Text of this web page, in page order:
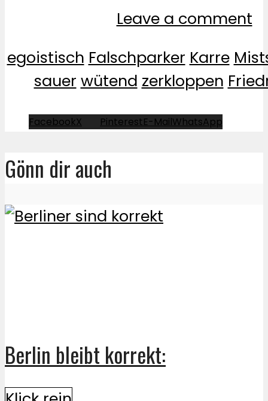
Leave a comment
egoistisch Falschparker Karre
sauer wütend zerkloppen
FacebookX PinterestE-MailWhatsApp
Gönn dir auch
Berlin bleibt korrekt: